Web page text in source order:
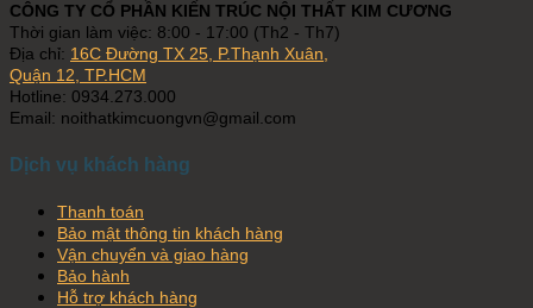
CÔNG TY CỔ PHẦN KIẾN TRÚC NỘI THẤT KIM CƯƠNG
Thời gian làm việc: 8:00 - 17:00 (Th2 - Th7)
Địa chỉ: 16C Đường TX 25, P.Thạnh Xuân,
Quận 12, TP.HCM
Hotline: 0934.273.000
Email: noithatkimcuongvn@gmail.com
Dịch vụ khách hàng
Thanh toán
Bảo mật thông tin khách hàng
Vận chuyển và giao hàng
Bảo hành
Hỗ trợ khách hàng